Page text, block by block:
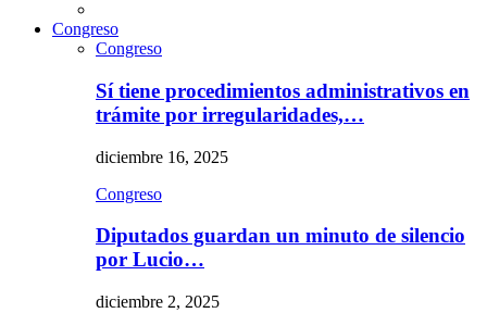
Congreso
Congreso
Sí tiene procedimientos administrativos en
trámite por irregularidades,…
diciembre 16, 2025
Congreso
Diputados guardan un minuto de silencio
por Lucio…
diciembre 2, 2025